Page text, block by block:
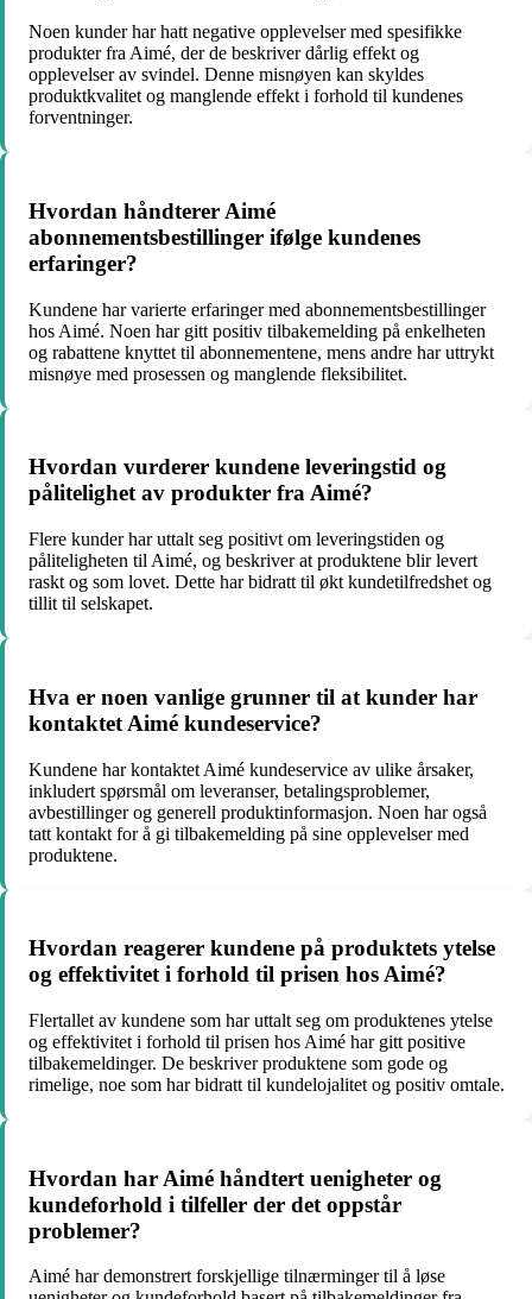
Noen kunder har hatt negative opplevelser med spesifikke
produkter fra Aimé, der de beskriver dårlig effekt og
opplevelser av svindel. Denne misnøyen kan skyldes
produktkvalitet og manglende effekt i forhold til kundenes
forventninger.
Hvordan håndterer Aimé
abonnementsbestillinger ifølge kundenes
erfaringer?
Kundene har varierte erfaringer med abonnementsbestillinger
hos Aimé. Noen har gitt positiv tilbakemelding på enkelheten
og rabattene knyttet til abonnementene, mens andre har uttrykt
misnøye med prosessen og manglende fleksibilitet.
Hvordan vurderer kundene leveringstid og
pålitelighet av produkter fra Aimé?
Flere kunder har uttalt seg positivt om leveringstiden og
påliteligheten til Aimé, og beskriver at produktene blir levert
raskt og som lovet. Dette har bidratt til økt kundetilfredshet og
tillit til selskapet.
Hva er noen vanlige grunner til at kunder har
kontaktet Aimé kundeservice?
Kundene har kontaktet Aimé kundeservice av ulike årsaker,
inkludert spørsmål om leveranser, betalingsproblemer,
avbestillinger og generell produktinformasjon. Noen har også
tatt kontakt for å gi tilbakemelding på sine opplevelser med
produktene.
Hvordan reagerer kundene på produktets ytelse
og effektivitet i forhold til prisen hos Aimé?
Flertallet av kundene som har uttalt seg om produktenes ytelse
og effektivitet i forhold til prisen hos Aimé har gitt positive
tilbakemeldinger. De beskriver produktene som gode og
rimelige, noe som har bidratt til kundelojalitet og positiv omtale.
Hvordan har Aimé håndtert uenigheter og
kundeforhold i tilfeller der det oppstår
problemer?
Aimé har demonstrert forskjellige tilnærminger til å løse